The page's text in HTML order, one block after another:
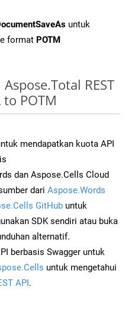
untuk
format POTM
REST
POTM
mendapatkan kuota API
dan Aspose.Cells Cloud
dari Aspose.Words
GitHub untuk
SDK sendiri atau buka
alternatif.
berbasis Swagger untuk
untuk mengetahui
API.